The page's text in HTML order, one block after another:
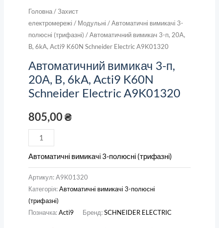
Головна/Захист
електромережі / Модульні /Автоматичні вимикачі 3-
полюсні (трифазні) / Автоматичний вимикач 3-п, 20А,
B, 6kA, Acti9 K60N Schneider Electric A9K01320
Автоматичний вимикач 3-п,
20А, B, 6kA, Acti9 K60N
Schneider Electric A9K01320
805,00₴
Автоматичні вимикачі 3-полюсні (трифазні)
Артикул:A9K01320
Категорія:Автоматичні вимикачі 3-полюсні
(трифазні)
Позначка:Acti9 Бренд:SCHNEIDER ELECTRIC